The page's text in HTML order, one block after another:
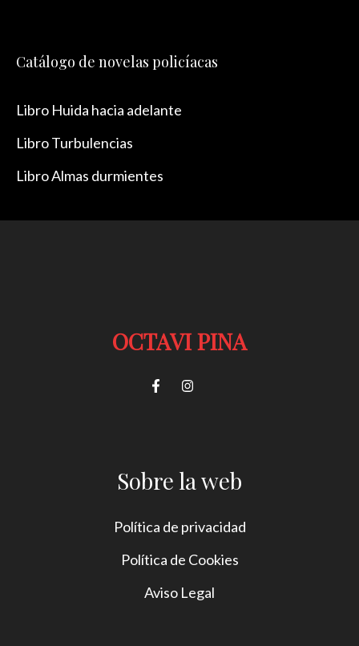
Catálogo de novelas policíacas
Libro Huida hacia adelante
Libro Turbulencias
Libro Almas durmientes
OCTAVI PINA
Sobre la web
Política de privacidad
Política de Cookies
Aviso Legal